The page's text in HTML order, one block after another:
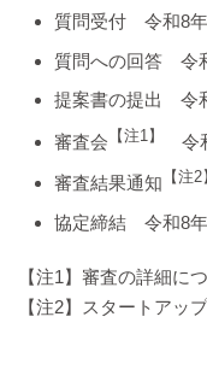
質問受付 令和8
質問への回答 令
提案書の提出 令
審査会 【注1】 令
審査結果通知 【注2
協定締結 令和8年
【注1】審査の詳細に
【注2】スタートアッ